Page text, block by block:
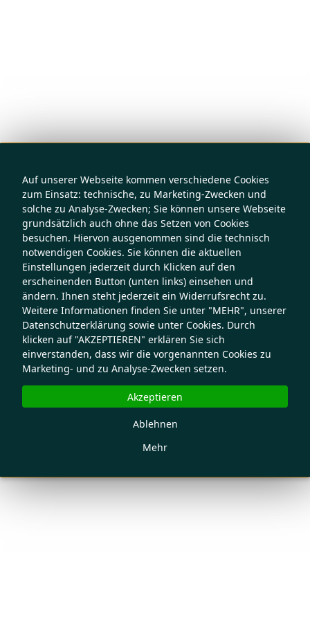
Auf unserer Webseite kommen verschiedene Cookies
zum Einsatz: technische, zu Marketing-Zwecken und
solche zu Analyse-Zwecken; Sie können unsere Webseite
grundsätzlich auch ohne das Setzen von Cookies
besuchen. Hiervon ausgenommen sind die technisch
notwendigen Cookies. Sie können die aktuellen
Einstellungen jederzeit durch Klicken auf den
erscheinenden Button (unten links) einsehen und
ändern. Ihnen steht jederzeit ein Widerrufsrecht zu.
Weitere Informationen finden Sie unter "MEHR", unserer
Datenschutzerklärung sowie unter Cookies. Durch
klicken auf "AKZEPTIEREN" erklären Sie sich
einverstanden, dass wir die vorgenannten Cookies zu
Marketing- und zu Analyse-Zwecken setzen.
Mehr
Ablehnen
Akzeptieren